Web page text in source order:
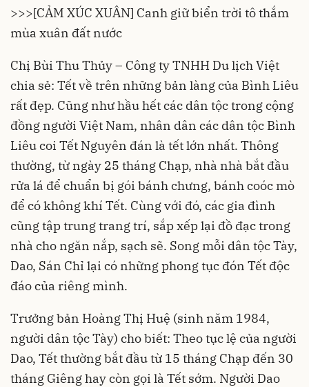
>>>[CẢM XÚC XUÂN] Canh giữ biển trời tô thắm
mùa xuân đất nước
Chị Bùi Thu Thủy – Công ty TNHH Du lịch Việt
chia sẻ: Tếtvề trên những bản làng của Bình Liêu
rất đẹp. Cũng như hầu hết các dân tộc trong cộng
đồng người Việt Nam, nhân dân các dân tộc Bình
Liêu coi Tết Nguyên đán là tết lớn nhất. Thông
thường, từ ngày 25 tháng Chạp, nhà nhà bắt đầu
rửa lá để chuẩn bị gói bánh chưng, bánh coóc mò
để có không khí Tết. Cùng với đó, các gia đình
cũng tập trung trang trí, sắp xếp lại đồ đạc trong
nhà cho ngăn nắp, sạch sẽ. Song mỗi dân tộc Tày,
Dao, Sán Chỉ lại có những phong tục đón Tết độc
đáo của riêng mình.
Trưởng bản Hoàng Thị Huệ (sinh năm 1984,
người dân tộc Tày) cho biết: Theo tục lệ của người
Dao, Tết thường bắt đầu từ 15 tháng Chạp đến 30
tháng Giêng hay còn gọi là Tết sớm. Người Dao